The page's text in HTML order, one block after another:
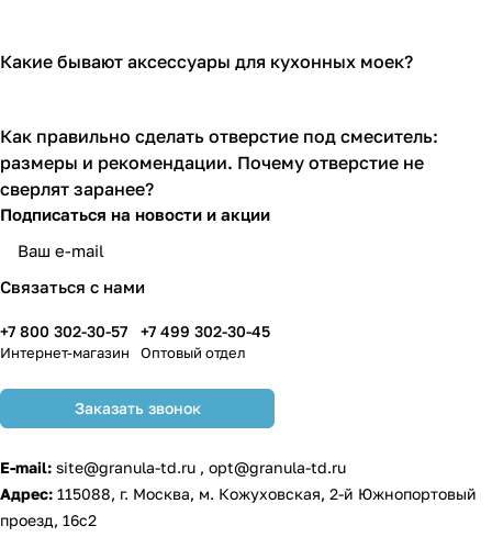
Какие бывают аксессуары для кухонных моек?
Как правильно сделать отверстие под смеситель:
размеры и рекомендации. Почему отверстие не
сверлят заранее?
Подписаться на новости и акции
Связаться с нами
+7 800 302-30-57
Интернет-магазин
+7 499 302-30-45
Оптовый отдел
Заказать звонок
E-mail: site@granula-td.ru , opt@granula-td.ru
Адрес: 115088, г. Москва, м. Кожуховская, 2-й Южнопортовый
проезд, 16с2